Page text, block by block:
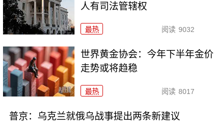
人有司法管辖权
最热 阅读 9032
世界黄金协会：今年下半年金价
走势或将趋稳
最热 阅读 8017
普京：乌克兰就俄乌战事提出两条新建议